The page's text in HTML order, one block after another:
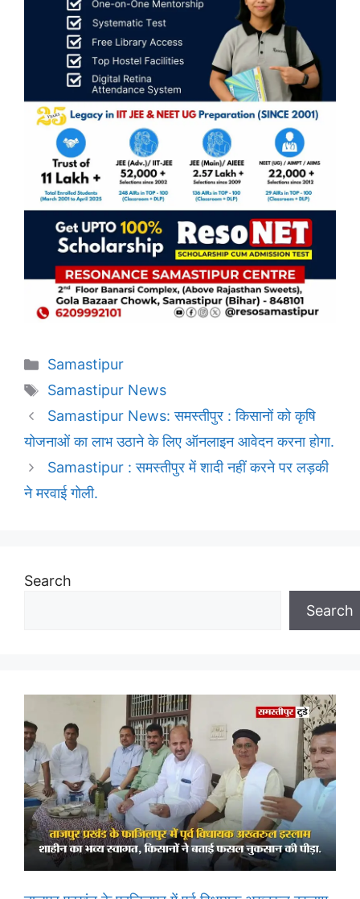
Categories
Samastipur
Tags
Samastipur News
Samastipur News: समस्तीपुर : किसानों को कृषि
योजनाओं का लाभ उठाने के लिए ऑनलाइन आवेदन करना होगा.
Samastipur : समस्तीपुर में शादी नहीं करने पर लड़की
ने मरवाई गोली.
Search
Search